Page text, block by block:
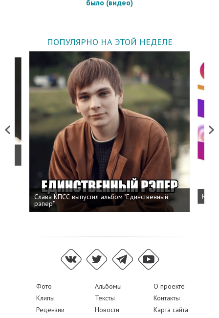
было (видео)
ПОПУЛЯРНО НА ЭТОЙ НЕДЕЛЕ
Previous
Слава КПСС выпустил альбом "Единственный
рэпер"
Next
Фото Альбомы
О проекте
Клипы
Тексты
Контакты
Рецензии
Новости Карта сайта